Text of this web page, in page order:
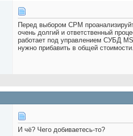
Перед выбором СРМ
очень долгий и ответственный
работает под управлением СУБД
нужно прибавить в общей
И чё? Чего добиваетесь-то?